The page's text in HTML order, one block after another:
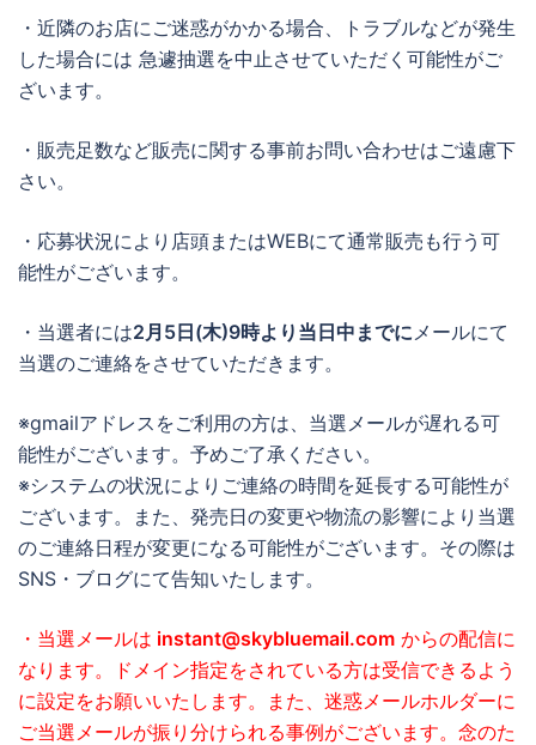
・近隣のお店にご迷惑がかかる場合、トラブルなどが発生
した場合には 急遽抽選を中止させていただく可能性がご
ざいます。
・販売足数など販売に関する事前お問い合わせはご遠慮下
さい。
・応募状況により店頭またはWEBにて通常販売も行う可
能性がございます。
・当選者には2月5日(木)9時より当日中までに メールにて
当選のご連絡をさせていただきます。
※gmailアドレスをご利用の方は、当選メールが遅れる可
能性がございます。予めご了承ください。
※システムの状況によりご連絡の時間を延長する可能性が
ございます。また、発売日の変更や物流の影響により当選
のご連絡日程が変更になる可能性がございます。その際は
SNS・ブログにて告知いたします。
・当選メールは instant@skybluemail.com からの配信に
なります。ドメイン指定をされている方は受信できるよう
に設定をお願いいたします。また、迷惑メールホルダーに
ご当選メールが振り分けられる事例がございます。念のた